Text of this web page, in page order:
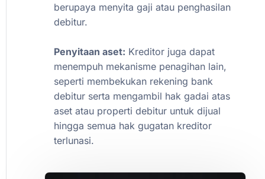
berupaya menyita gaji atau penghasilan
debitur.
Penyitaan aset: Kreditor juga dapat
menempuh mekanisme penagihan lain,
seperti membekukan rekening bank
debitur serta mengambil hak gadai atas
aset atau properti debitur untuk dijual
hingga semua hak gugatan kreditor
terlunasi.